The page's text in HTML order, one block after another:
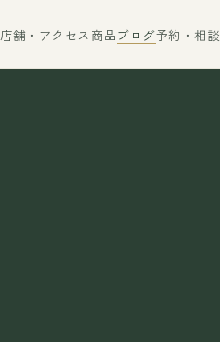
店舗・アクセス 商品 ブログ予約・相談